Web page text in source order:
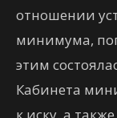
отношении
минимума,
этим
Кабинета